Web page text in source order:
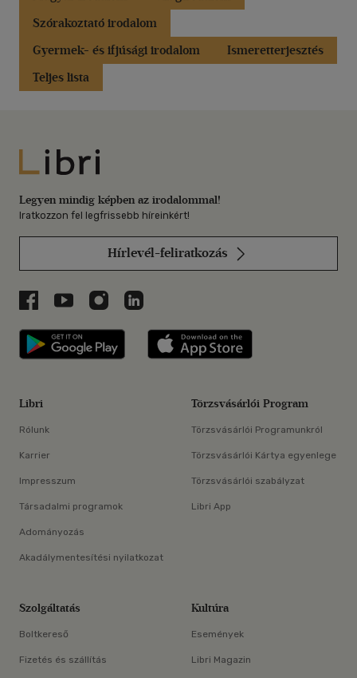
Szórakoztató irodalom
Gyermek- és ifjúsági irodalom
Ismeretterjesztés
Teljes lista
Libri
Legyen mindig képben az irodalommal!
Iratkozzon fel legfrissebb híreinkért!
Hírlevél-feliratkozás
Libri a Facebookon
Libri a Youtube-on
Libri az Instagramon
Libri a LinkedInen
Libri applikáció Szerezd meg: Google
Libri
Rólunk
Karrier
Impresszum
Társadalmi programok
Adományozás
Akadálymentesítési nyilatkozat
Törzsvásárlói Program
Törzsvásárlói Programunkról
Törzsvásárlói Kártya egyenlege
Törzsvásárlói szabályzat
Libri App
Szolgáltatás
Boltkereső
Fizetés és szállítás
Kultúra
Események
Libri Magazin